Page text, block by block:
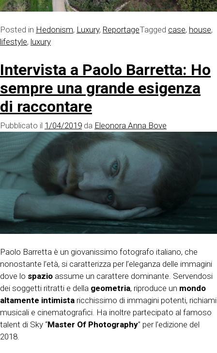
Posted in Hedonism, Luxury, ReportageTagged case, house,
lifestyle, luxury
Intervista a Paolo Barretta: Ho
sempre una grande esigenza
di raccontare
Pubblicato il 1/04/2019 da Eleonora Anna Bove
Paolo Barretta è un giovanissimo fotografo italiano, che
nonostante l’età, si caratterizza per l’eleganza delle immagini
dove lo spazio assume un carattere dominante. Servendosi
dei soggetti ritratti e della geometria, riproduce un mondo
altamente intimista ricchissimo di immagini potenti, richiami
musicali e cinematografici. Ha inoltre partecipato al famoso
talent di Sky “Master Of Photography” per l’edizione del
2018.